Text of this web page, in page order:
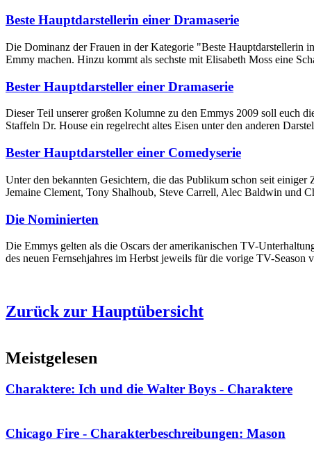
Beste Hauptdarstellerin einer Dramaserie
Die Dominanz der Frauen in der Kategorie "Beste Hauptdarstellerin
Emmy machen. Hinzu kommt als sechste mit Elisabeth Moss eine
Bester Hauptdarsteller einer Dramaserie
Dieser Teil unserer großen Kolumne zu den Emmys 2009 soll euch
Staffeln Dr. House ein regelrecht altes Eisen unter den anderen
Bester Hauptdarsteller einer Comedyserie
Unter den bekannten Gesichtern, die das Publikum schon seit
Jemaine Clement, Tony Shalhoub, Steve Carrell, Alec Baldwin und
Die Nominierten
Die Emmys gelten als die Oscars der amerikanischen TV-
des neuen Fernsehjahres im Herbst jeweils für die vorige TV-
Zurück zur Hauptübersicht
Meistgelesen
Charaktere: Ich und die Walter Boys - Charaktere
Chicago Fire - Charakterbeschreibungen: Mason